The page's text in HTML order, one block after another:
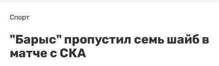
Спорт
"Барыс" пропустил семь шайб в
матче с СКА